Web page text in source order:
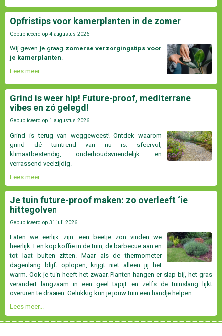
Opfristips voor kamerplanten in de zomer
Gepubliceerd op 4 augustus 2026
Wij geven je graag zomerse verzorgingstips voor
je kamerplanten.
Lees meer...
Grind is weer hip! Future-proof, mediterrane
vibes en zó gelegd!
Gepubliceerd op 1 augustus 2026
Grind is terug van weggeweest! Ontdek waarom
grind dé tuintrend van nu is: sfeervol,
klimaatbestendig, onderhoudsvriendelijk en
verrassend veelzijdig.
Lees meer...
Je tuin future-proof maken: zo overleeft ‘ie
hittegolven
Gepubliceerd op 31 juli 2026
Laten we eerlijk zijn: een beetje zon vinden we
heerlijk. Een kop koffie in de tuin, de barbecue aan en
tot laat buiten zitten. Maar als de thermometer
dagenlang blijft oplopen, krijgt niet alleen jij het
warm. Ook je tuin heeft het zwaar. Planten hangen er slap bij, het gras
verandert langzaam in een geel tapijt en zelfs de tuinslang lijkt
overuren te draaien. Gelukkig kun je jouw tuin een handje helpen.
Lees meer...